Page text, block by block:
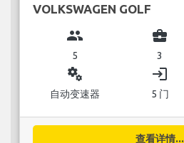
VOLKSWAGEN GOLF
group
5
business_center
3
miscellaneous_services
自动变速器
login
5 门
查看详情...